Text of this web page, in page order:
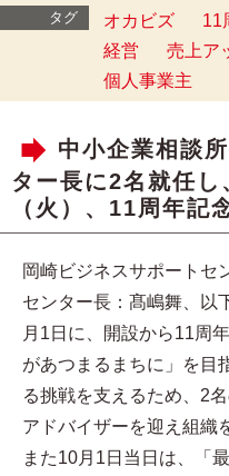
タグ オカビズ 11
経営
売上ア
個人事業主
中小企業相談
ター長に2名就任
（火）、11周年記
岡崎ビジネスサポートセ
センター長：髙嶋舞、以
月1日に、開設から11周
があつまるまちに」を目
る挑戦を支えるため、2
アドバイザーを迎え組織
また10月1日当日は、「